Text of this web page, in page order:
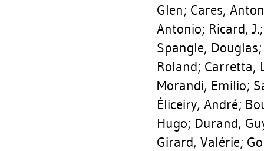
Glen; Cares,
Antonio; Ricard, J.
Spangle, Douglas
Roland; Carretta,
Morandi, Emilio;
Éliceiry, André;
Hugo; Durand,
Girard, Valérie;